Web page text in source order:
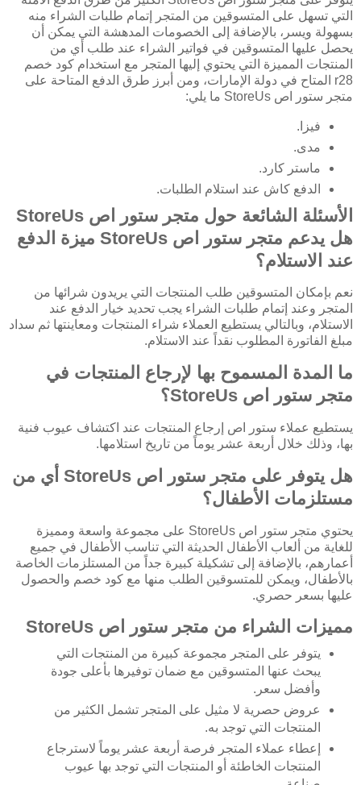
التي تسهل على المتسوقين من المتجر إتمام طلبات الشراء منه
بسهولة ويسر، بالإضافة إلى الخصومات المدهشة التي يمكن أن
يحصل عليها المتسوقين في فواتير الشراء عند طلب أي من
المنتجات المميزة التي يحتوي إليها المتجر مع استخدام كود خصم
r28 المتاح في دولة الإمارات، ومن أبرز طرق الدفع المتاحة على
متجر ستور اص StoreUs ما يلي:
فيزا.
مدى.
ماستر كارد.
الدفع كاش عند استلام الطلبات.
الأسئلة الشائعة حول متجر ستور اص StoreUs
هل يدعم متجر ستور اص StoreUs ميزة الدفع
عند الاستلام؟
نعم بإمكان المتسوقين طلب المنتجات التي يريدون شرائها من
المتجر وعند إتمام طلبات الشراء يجب تحديد خيار الدفع عند
الاستلام، وبالتالي يستطيع العملاء شراء المنتجات ومعاينتها ثم سداد
مبلغ الفاتورة المطلوب نقداً عند الاستلام.
ما المدة المسموح بها لإرجاع المنتجات في
متجر ستور اص StoreUs؟
يستطيع عملاء ستور اص إرجاع المنتجات عند اكتشاف عيوب فنية
بها، وذلك خلال أربعة عشر يوماً من تاريخ استلامها.
هل يتوفر على متجر ستور اص StoreUs أي من
مستلزمات الأطفال؟
يحتوي متجر ستور اص StoreUs على مجموعة واسعة ومميزة
للغاية من ألعاب الأطفال الحديثة التي تناسب الأطفال في جميع
أعمارهم، بالإضافة إلى تشكيلة كبيرة جداً من المستلزمات الخاصة
بالأطفال، ويمكن للمتسوقين الطلب منها مع كود خصم والحصول
عليها بسعر حصري.
مميزات الشراء من متجر ستور اص StoreUs
يتوفر على المتجر مجموعة كبيرة من المنتجات التي
يبحث عنها المتسوقين مع ضمان توفيرها بأعلى جودة
وأفضل سعر.
عروض حصرية لا مثيل على المتجر تشمل الكثير من
المنتجات التي توجد به.
إعطاء عملاء المتجر فرصة أربعة عشر يوماً لاسترجاع
المنتجات الخاطئة أو المنتجات التي توجد بها عيوب